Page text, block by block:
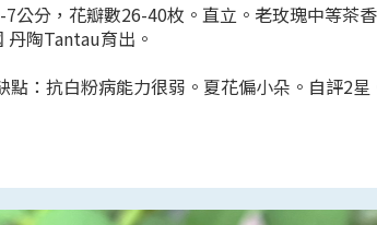
公分，花瓣數26-40枚。直立。老玫瑰中等茶
陶Tantau育出。
：抗白粉病能力很弱。夏花偏小朵。自評2星